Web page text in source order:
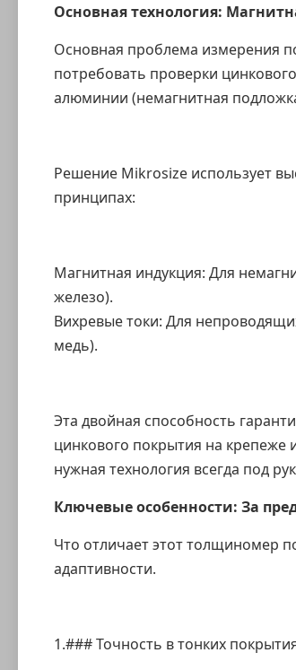
Основная технология:
Основная проблема измерения
потребовать проверки
алюминии (немагнитная
Решение Mikrosize использует
принципах:
Магнитная индукция: Для
железо).
Вихревые токи: Для
медь).
Эта двойная способность
цинкового покрытия на крепеже
нужная технология всегда под
Ключевые особенности: За
Что отличает этоттолщиномер
адаптивности.
1.### Точность в тонких